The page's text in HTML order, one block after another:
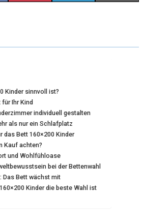
T
S
T
K I
Kinder sinnvoll ist?
Ihr Kind
individuell gestalten
als nur ein Schlafplatz
das Bett 160×200 Kinder
Kauf achten?
und Wohlfühloase
bei der Bettenwahl
Das Bett wächst mit
Kinder die beste Wahl ist